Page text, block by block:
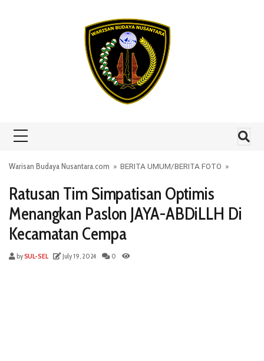
Warisan Budaya Nusantara.com » BERITA UMUM/BERITA FOTO »
Ratusan Tim Simpatisan Optimis
Menangkan Paslon JAYA-ABDiLLH Di
Kecamatan Cempa
bySUL-SEL July 19, 2024 0